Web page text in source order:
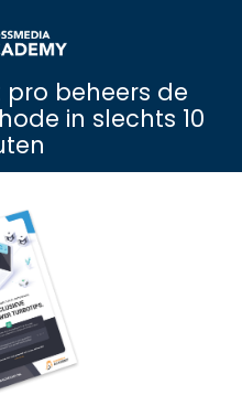
beheers de
in slechts 10